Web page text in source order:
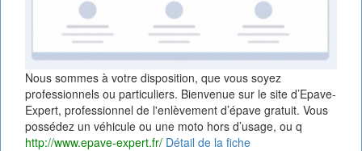
Nous sommes à votre disposition, que vous soyez
professionnels ou particuliers. Bienvenue sur le site d’Epave-
Expert, professionnel de l'enlèvement d’épave gratuit. Vous
possédez un véhicule ou une moto hors d’usage, ou q
http://www.epave-expert.fr/ Détail de la fiche